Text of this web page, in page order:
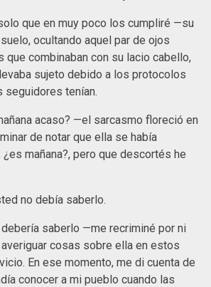
que en muy poco los cumpliré —su
ocultando aquel par de ojos
que combinaban con su lacio cabello,
sujeto debido a los protocolos
seguidores tenían.
acaso? —el sarcasmo floreció en
de notar que ella se había
¿es mañana?, pero que descortés he
no debía saberlo.
saberlo —me recriminé por ni
cosas sobre ella en estos
En ese momento, me di cuenta de
conocer a mi pueblo cuando las